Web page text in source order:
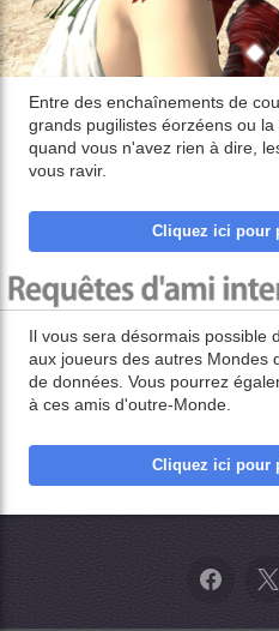
Entre des enchaînements de
grands pugilistes éorzéens ou
quand vous n'avez rien à dire,
vous ravir.
Cliquez ici pour
Il vous sera désormais possible
aux joueurs des autres Mondes
de données. Vous pourrez
à ces amis d'outre-Monde.
Cliquez ici pour